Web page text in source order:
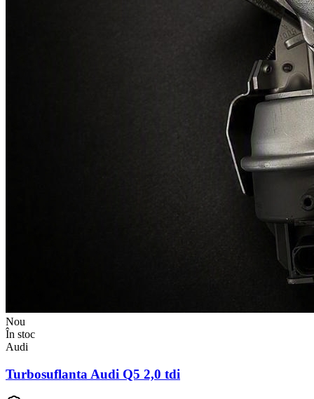
Nou
În stoc
Audi
Turbosuflanta Audi Q5 2,0 tdi